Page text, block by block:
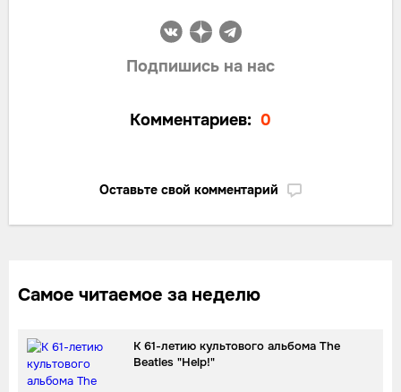
Подпишись на нас
Комментариев: 0
Оставьте свой комментарий
Самое читаемое за неделю
К 61-летию культового альбома The
Beatles "Help!"